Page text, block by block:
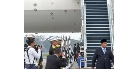
Presiden Prabowo sambut
Narendra Modi